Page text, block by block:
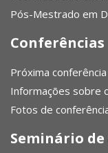
Pós-Mestrado em
Conferências
Próxima conferência
Informações sobre
Fotos de
Seminário